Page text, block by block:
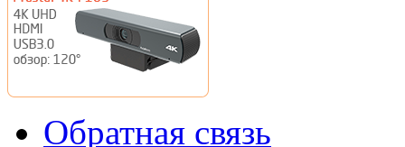
Обратная связь